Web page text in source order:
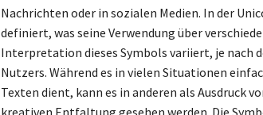
Nachrichten oder in sozialen Medien. In der
definiert, was seine Verwendung über
Interpretation dieses Symbols variiert, je nach
Nutzers. Während es in vielen Situationen
Texten dient, kann es in anderen als Ausdruck
kreativen Entfaltung gesehen werden. Die